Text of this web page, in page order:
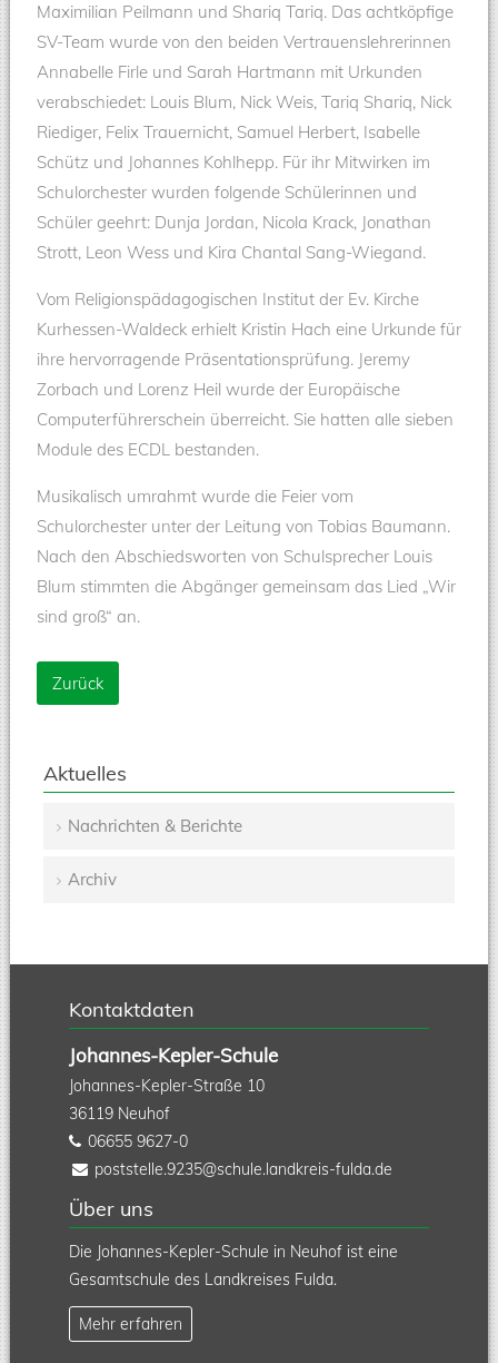
Maximilian Peilmann und Shariq Tariq. Das achtköpfige
SV-Team wurde von den beiden Vertrauenslehrerinnen
Annabelle Firle und Sarah Hartmann mit Urkunden
verabschiedet: Louis Blum, Nick Weis, Tariq Shariq, Nick
Riediger, Felix Trauernicht, Samuel Herbert, Isabelle
Schütz und Johannes Kohlhepp. Für ihr Mitwirken im
Schulorchester wurden folgende Schülerinnen und
Schüler geehrt: Dunja Jordan, Nicola Krack, Jonathan
Strott, Leon Wess und Kira Chantal Sang-Wiegand.
Vom Religionspädagogischen Institut der Ev. Kirche
Kurhessen-Waldeck erhielt Kristin Hach eine Urkunde für
ihre hervorragende Präsentationsprüfung. Jeremy
Zorbach und Lorenz Heil wurde der Europäische
Computerführerschein überreicht. Sie hatten alle sieben
Module des ECDL bestanden.
Musikalisch umrahmt wurde die Feier vom
Schulorchester unter der Leitung von Tobias Baumann.
Nach den Abschiedsworten von Schulsprecher Louis
Blum stimmten die Abgänger gemeinsam das Lied „Wir
sind groß“ an.
Zurück
Aktuelles
überspringen
Nachrichten & Berichte
Archiv
Kontaktdaten
Johannes-Kepler-Schule
Johannes-Kepler-Straße 10
36119 Neuhof
06655 9627-0
poststelle.9235@schule.landkreis-fulda.de
Über uns
Die Johannes-Kepler-Schule in Neuhof ist eine
Gesamtschule des Landkreises Fulda.
Mehr erfahren